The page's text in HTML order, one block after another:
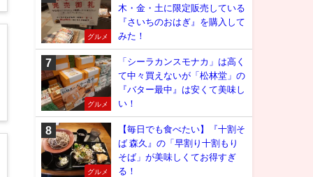
グルメ
木・金・土に限定販売している
『さいちのおはぎ』を購入して
みた！
グルメ
「シーラカンスモナカ」は高く
て中々買えないが「松林堂」の
『バター最中』は安くて美味し
い！
グルメ
【毎日でも食べたい】『十割そ
ば 森久』の「早割り十割もり
そば」が美味しくてお得すぎ
る！